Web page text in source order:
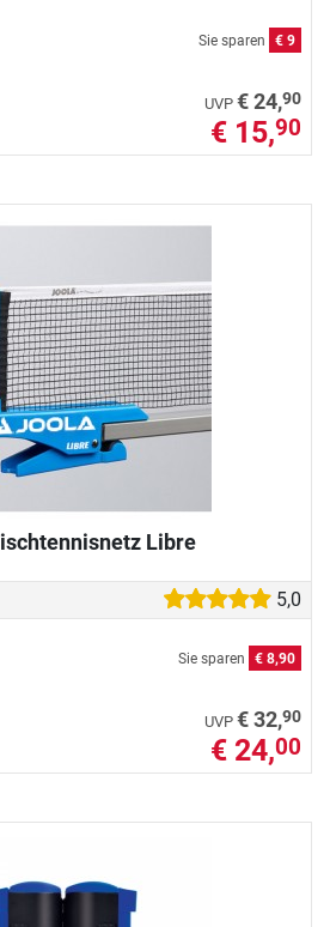
Sie sparen € 9
UVP € 24,90
€ 15,90
Libre
5,0
Sie sparen € 8,90
UVP € 32,90
€ 24,00